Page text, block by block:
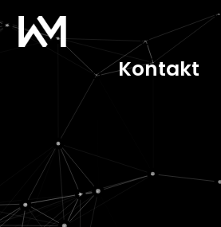
Kontakt